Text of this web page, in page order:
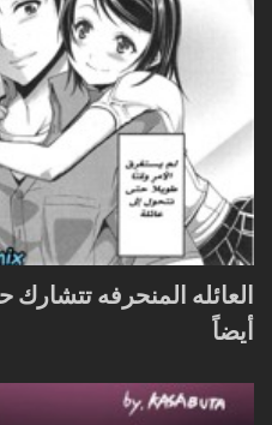
العائله المنحرفه
أيضاً